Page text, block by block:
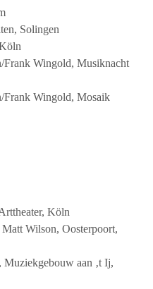
Solingen
Frank Wingold, Musiknacht
Frank Wingold, Mosaik
Köln
Wilson, Oosterpoort,
aan ‚t Ij,